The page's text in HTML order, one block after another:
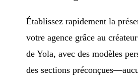
Établissez rapidement la
votre agence grâce au
de Yola, avec des modèles
des sections